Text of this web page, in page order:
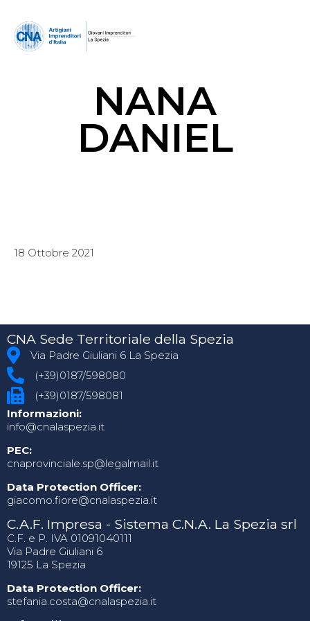
NANA
DANIEL
18 Ottobre 2021
CNA Sede Territoriale della Spezia
Via Padre Giuliani 6 La Spezia
(+39)0187/598080
(+39)0187/598081
Informazioni:
info@cnalaspezia.it
PEC:
cnaprovinciale.sp@legalmail.it
Data Protection Officer:
giacomo.fiore@cnalaspezia.it
C.A.F. Impresa - Sistema C.N.A. La Spezia srl
C.F. e P. IVA 01091040111
Via Padre Giuliani 6
19125 La Spezia
Data Protection Officer:
stefania.costa@cnalaspezia.it